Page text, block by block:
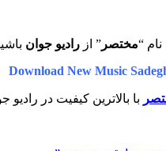
نام “مختصر” ازرادیو جوان
Download New Music
با بالاترین کیفیت در رادیو